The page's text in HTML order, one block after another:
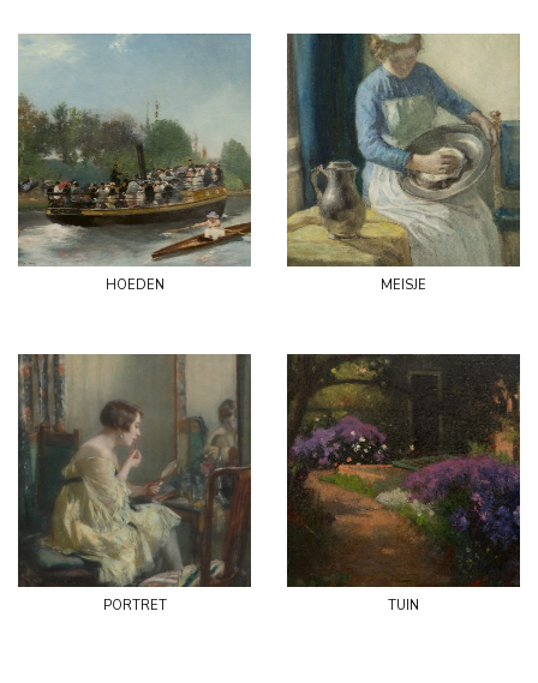
hoeden meisje
portret tuin